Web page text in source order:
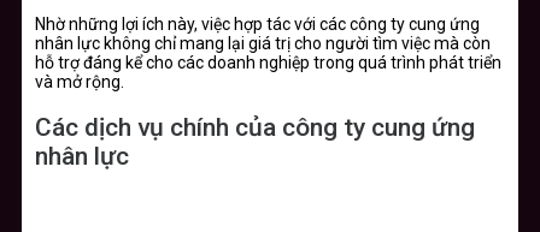
Nhờ những lợi ích này, việc hợp tác với các công ty cung ứng
nhân lực không chỉ mang lại giá trị cho người tìm việc mà còn
hỗ trợ đáng kể cho các doanh nghiệp trong quá trình phát triển
và mở rộng.
Các dịch vụ chính của công ty cung ứng
nhân lực